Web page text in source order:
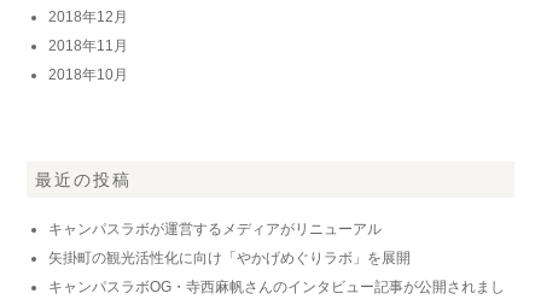
2018年12月
2018年11月
2018年10月
最近の投稿
キャンパスラボが運営するメディアがリニューアル
矢掛町の観光活性化に向け「やかげめぐりラボ」を展開
キャンパスラボOG・寺西麻帆さんのインタビュー記事が公開されまし